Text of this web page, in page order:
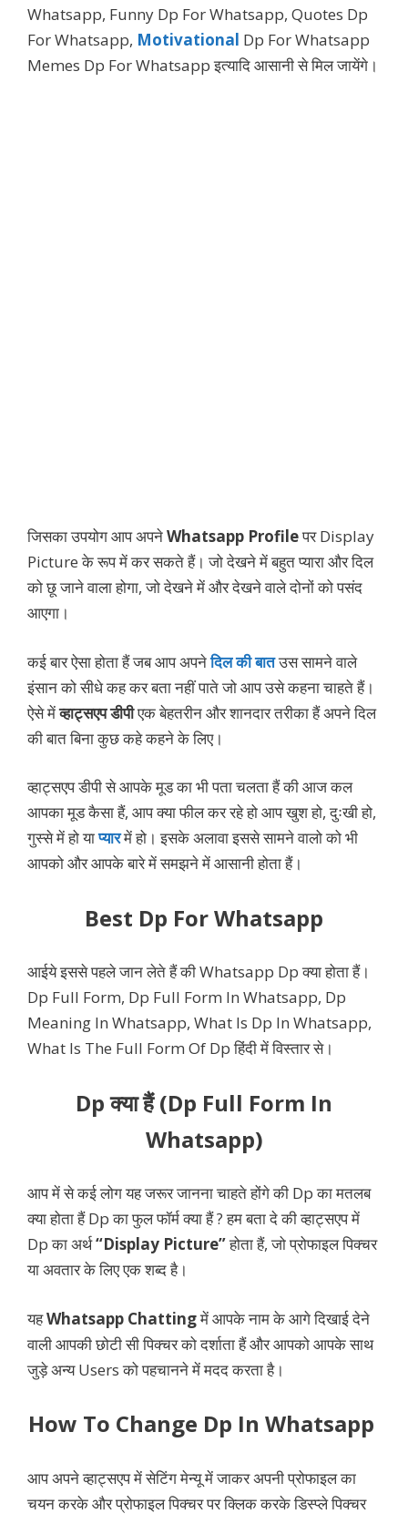
Whatsapp, Funny Dp For Whatsapp, Quotes Dp
For Whatsapp, Motivational Dp For Whatsapp
Memes Dp For Whatsapp इत्यादि आसानी से मिल जायेंगे।
जिसका उपयोग आप अपनेWhatsapp Profileपर Display
Picture के रूप में कर सकते हैं। जो देखने में बहुत प्यारा और दिल
को छू जाने वाला होगा, जो देखने में और देखने वाले दोनों को पसंद
आएगा।
कई बार ऐसा होता हैं जब आप अपनेदिल की बातउस सामने वाले
इंसान को सीधे कह कर बता नहीं पाते जो आप उसे कहना चाहते हैं।
ऐसे मेंव्हाट्सएप डीपीएक बेहतरीन और शानदार तरीका हैं अपने दिल
की बात बिना कुछ कहे कहने के लिए।
व्हाट्सएप डीपी से आपके मूड का भी पता चलता हैं की आज कल
आपका मूड कैसा हैं, आप क्या फील कर रहे हो आप खुश हो, दुःखी हो,
गुस्से में हो याप्यारमें हो। इसके अलावा इससे सामने वालो को भी
आपको और आपके बारे में समझने में आसानी होता हैं।
Best Dp For Whatsapp
आईये इससे पहले जान लेते हैं की Whatsapp Dp क्या होता हैं।
Dp Full Form, Dp Full Form In Whatsapp, Dp
Meaning In Whatsapp, What Is Dp In Whatsapp,
What Is The Full Form Of Dp हिंदी में विस्तार से।
Dp क्या हैं (Dp Full Form In
Whatsapp)
आप में से कई लोग यह जरूर जानना चाहते होंगे की Dp का मतलब
क्या होता हैं Dp का फुल फॉर्म क्या हैं ? हम बता दे की व्हाट्सएप में
Dp का अर्थ“Display Picture”होता हैं, जो प्रोफाइल पिक्चर
या अवतार के लिए एक शब्द है।
यहWhatsapp Chattingमें आपके नाम के आगे दिखाई देने
वाली आपकी छोटी सी पिक्चर को दर्शाता हैं और आपको आपके साथ
जुड़े अन्य Users को पहचानने में मदद करता है।
How To Change Dp In Whatsapp
आप अपने व्हाट्सएप में सेटिंग मेन्यू में जाकर अपनी प्रोफाइल का
चयन करके और प्रोफाइल पिक्चर पर क्लिक करके डिस्प्ले पिक्चर